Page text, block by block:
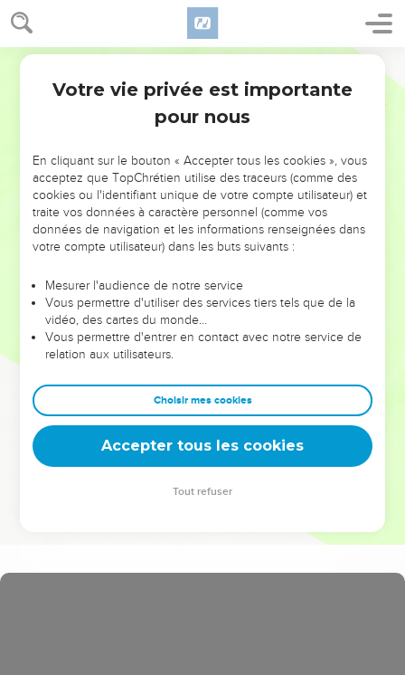
NE MANQUEZ PAS L’ÉVÉNEMENT
DE L’ANNÉE !
ET SI LEURS ERREURS POUVAIENT VOUS ÉVITER LES
VOTRES ?
leur foi ou leur vision. Mais on voit moins les doutes, les erreurs
et les saisons difficiles qu'ils ont traversés, alors même que ce
sont elles qui les ont façonnés.
Dans cette conférence, leaders, entrepreneurs, et responsables
clés pour avancer avec plus de sagesse afin que leurs erreurs
deviennent vos tremplins. Que vous guidiez un ministère, une
équipe, un groupe ou une famille, leur expérience est faite
Votre vie privée est importante
pour nous
En cliquant sur le bouton « Accepter tous les cookies », vous
acceptez que TopChrétien utilise des traceurs (comme des
cookies ou l'identifiant unique de votre compte utilisateur) et
traite vos données à caractère personnel (comme vos
données de navigation et les informations renseignées dans
votre compte utilisateur) dans les buts suivants :
Mesurer l'audience de notre service
Vous permettre d'utiliser des services tiers tels que de la
vidéo, des cartes du monde…
Vous permettre d'entrer en contact avec notre service de
relation aux utilisateurs.
Choisir mes cookies
Accepter tous les cookies
Tout refuser